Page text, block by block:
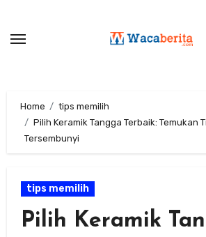
content
Home
tips memilih
Pilih Keramik Tangga Terbaik: Temukan
Tersembunyi
tips memilih
Pilih Keramik